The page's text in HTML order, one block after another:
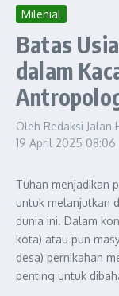
Milenial
Batas
dalam
Oleh Redaksi Jalan
19 April 2025 08:06
Tuhan menjadikan
untuk melanjutkan
dunia ini. Dalam
kota) atau pun
desa) pernikahan
penting untuk